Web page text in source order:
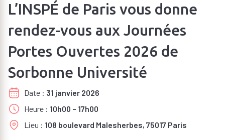
L’INSPÉ de Paris vous donne
rendez-vous aux Journées
Portes Ouvertes 2026 de
Sorbonne Université
Date
31 janvier 2026
Heure
10h00 – 17h00
Lieu
108 boulevard Malesherbes, 75017 Paris